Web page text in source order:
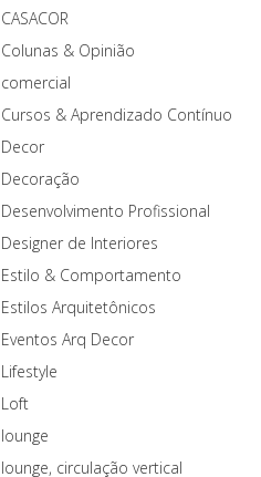
CASACOR
Colunas & Opinião
comercial
Cursos & Aprendizado Contínuo
Decor
Decoração
Desenvolvimento Profissional
Designer de Interiores
Estilo & Comportamento
Estilos Arquitetônicos
Eventos Arq Decor
Lifestyle
Loft
lounge
lounge, circulação vertical